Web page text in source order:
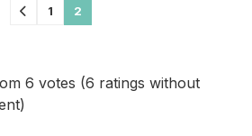
1 2
6 votes (6 ratings without
)